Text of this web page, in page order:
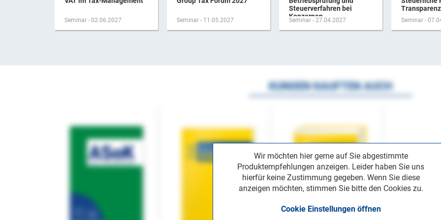
Seminar - 02.06.2027 Seminar - 11.05.2027
Steuerverfahren bei
Konzernen
Seminar - 27.04.2027 Seminar -
Wir möchten hier gerne auf Sie abgestimmte
Produktempfehlungen anzeigen. Leider haben Sie uns
hierfür keine Zustimmung gegeben. Wenn Sie diese
anzeigen möchten, stimmen Sie bitte den Cookies zu.
Cookie Einstellungen öffnen
KUNDEN KAUFTEN AUCH